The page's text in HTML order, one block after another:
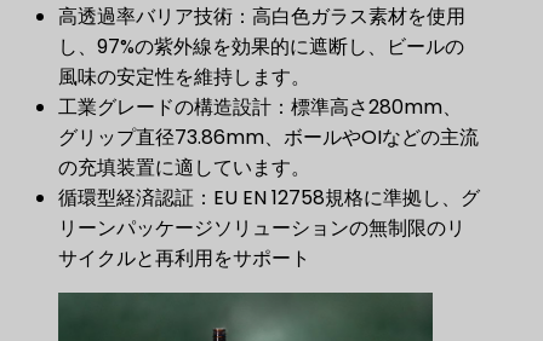
高透過率バリア技術：高白色ガラス素材を使用
し、97%の紫外線を効果的に遮断し、ビールの
風味の安定性を維持します。
工業グレードの構造設計：標準高さ280mm、
グリップ直径73.86mm、ボールやOIなどの主流
の充填装置に適しています。
循環型経済認証：EU EN 12758規格に準拠し、グ
リーンパッケージソリューションの無制限のリ
サイクルと再利用をサポート